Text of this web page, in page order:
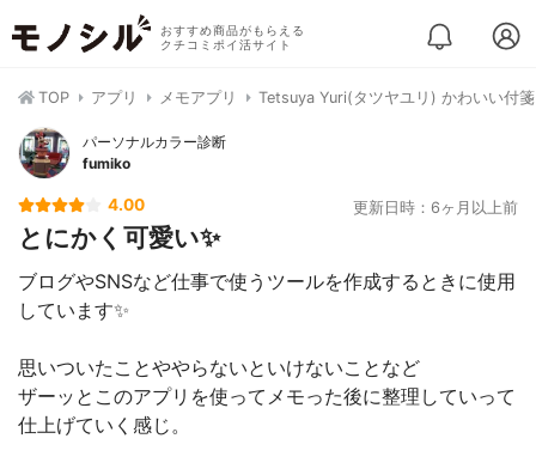
おすすめ商品がもらえる
クチコミポイ活サイト
TOP アプリ メモアプリ Tetsuya Yuri(タツヤユリ) かわいい付
パーソナルカラー診断
fumiko
4.00 更新日時：6ヶ月以上前
とにかく可愛い✨
ブログやSNSなど仕事で使うツールを作成するときに使用
しています✨
思いついたことややらないといけないことなど
ザーッとこのアプリを使ってメモった後に整理していって
仕上げていく感じ。